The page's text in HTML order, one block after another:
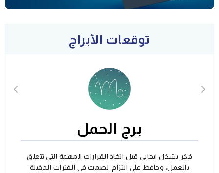
توقعات الأبراج
برج الحمل
فكر بشكل ايجابي قبل اتخاذ القرارات المهمة التي تتعلق
بالعمل، وحافظ على التزام الصمت في الفترات المقبلة